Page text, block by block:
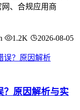
、合规应用商
1.2K 2026-08-05
？原因解析与实